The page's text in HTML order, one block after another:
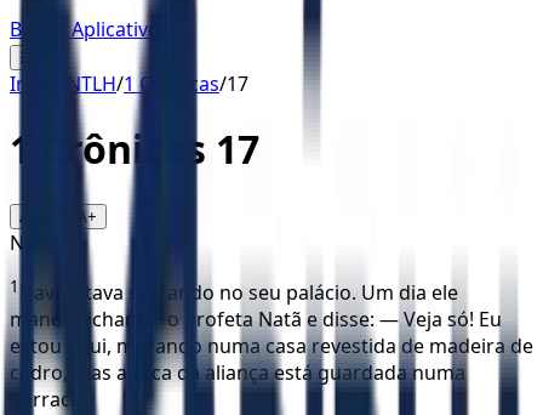
Baixar Aplicativo
☰
Início NTLH/1 Crônicas/17
1 Crônicas 17
A- A+
NTLH
1
Davi estava morando no seu palácio. Um dia ele
mandou chamar o profeta Natã e disse: — Veja só! Eu
estou aqui, morando numa casa revestida de madeira de
cedro, mas a arca da aliança está guardada numa
barraca!